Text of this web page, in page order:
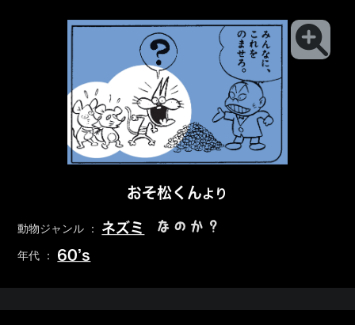
おそ松くんより
動物ジャンル ： ネズミ なのか？
年代 ： 60’s